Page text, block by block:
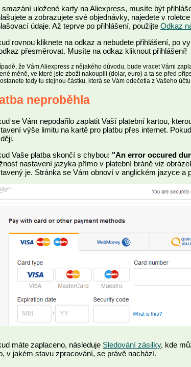
smazání uložené karty na Aliexpress, musíte být
a zobrazujete své objednávky, najedete v
údaje. Až teprve po přihlášení, použijte Odkaz
rovnou kliknete na odkaz a nebudete přihlášení, po
přesměrovat. Musíte na odkaz kliknout přihlášení!
že Vám Aliexpress z nějakého důvodu, bude vracet Vámi
měně, ve které jste zboží nakoupili (dolar, euro) a ta se před
tedy tu stejnou částku, která se Vám odečetla z Vašeho účtu
neproběhla
se Vám nepodařilo zaplatit Vaší platební kartou,
výše limitu na kartě pro platbu přes internet.
Vaše platba skončí s chybou: "An error occured
nastavení jazyka přímo v platební bráně viz
je. Stránka se Vám obnoví v anglickém jazyce a
máte zaplaceno, následuje Sledování zásilky, kde
v jakém stavu zpracování, se právě nachází.